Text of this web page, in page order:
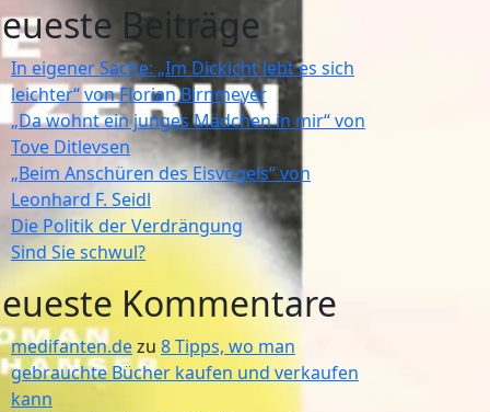
Beiträge
In eigener Sache: „Im Dickicht lebt es sich
leichter“ von Florian Birnmeyer
„Da wohnt ein junges Mädchen in mir“ von
Tove Ditlevsen
„Beim Anschüren des Eisvogels“ von
Leonhard F. Seidl
Die Politik der Verdrängung
Sind Sie schwul?
Kommentare
medifanten.dezu 8 Tipps, wo man
gebrauchte Bücher kaufen und verkaufen
kann